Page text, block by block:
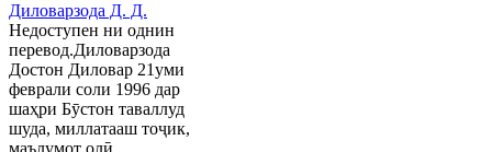
Диловарзода Д. Д.
Недоступен ни однин
перевод.Диловарзода
Достон Диловар 21уми
феврали соли 1996 дар
шаҳри Бӯстон таваллуд
шуда, миллатааш тоҷик,